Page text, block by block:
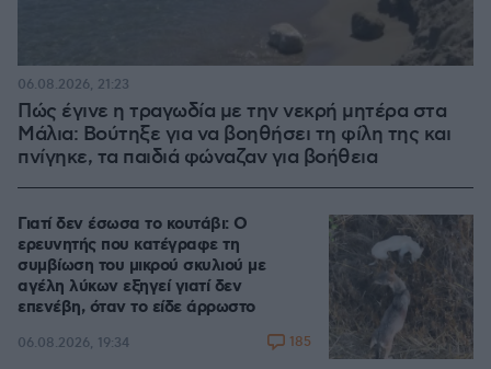
Πώς έγινε η τραγωδία με την νεκρή μητέρα στα
Μάλια: Βούτηξε για να βοηθήσει τη φίλη της και
πνίγηκε, τα παιδιά φώναζαν για βοήθεια
06.08.2026, 21:23
Γιατί δεν έσωσα το κουτάβι: Ο
ερευνητής που κατέγραφε τη
συμβίωση του μικρού σκυλιού με
αγέλη λύκων εξηγεί γιατί δεν
επενέβη, όταν το είδε άρρωστο
06.08.2026, 19:34 185